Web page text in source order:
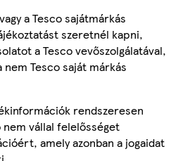
a Tesco sajátmárkás
szeretnél kapni,
a Tesco vevőszolgálatával,
Tesco saját márkás
rendszeresen
vállal felelősséget
amely azonban a jogaidat